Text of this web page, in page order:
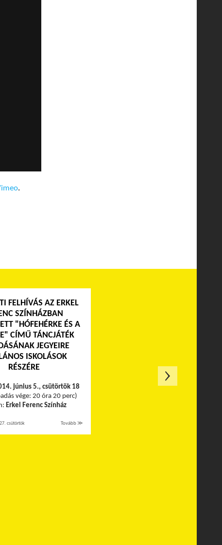
.
FELHÍVÁS AZ ERKEL
SZÍNHÁZBAN
"HÓFEHÉRKE ÉS A
CÍMŰ TÁNCJÁTÉK
JEGYEIRE
ISKOLÁSOK
RÉSZÉRE
június 5., csütörtök 18
vége: 20 óra 20 perc)
Erkel Ferenc Színház
csütörtök Tovább ≫